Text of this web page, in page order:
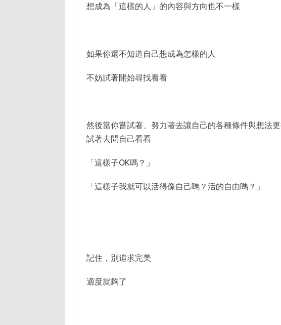
想成為「這樣的人」的內容與方向也不一樣
如果你還不知道自己想成為怎樣的人
不妨試著開始尋找看看
然後當你嘗試著、努力著去讓自己的各種條件與想法
試著去問自己看看
「這樣子OK嗎？」
「這樣子我就可以活得像自己嗎？活的自由嗎？」
記住，別追求完美
適度就夠了